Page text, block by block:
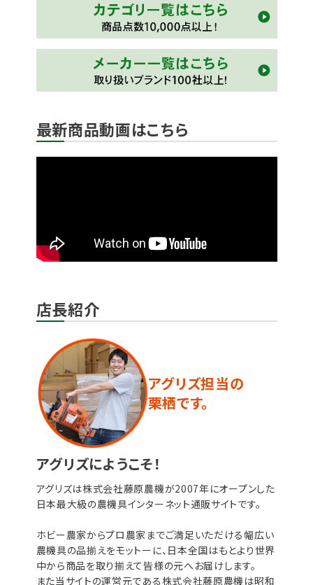
最新商品動画はこちら
店長紹介
アグリズ担当の
栗栖です。
アグリズにようこそ！
アグリズは株式会社藤原農機が2007年にオープンした
日本最大級の農機具インターネット通販サイトです。
ホビー農家からプロ農家までご満足いただける幅広い
農機具の品揃えをモットーに、日本全国はもとより世界
中から商品を取り揃えて皆様の元へお届けします。
また当サイトの運営元である株式会社藤原農機は昭和